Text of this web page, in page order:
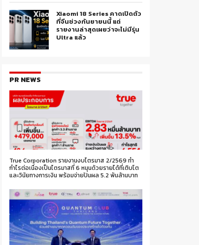
Xiaomi 18 Series คาดเปิดตัว
ที่จีนช่วงกันยายนนี้ แต่
รายงานล่าสุดเผยว่าจะไม่มีรุ่น
Ultra แล้ว
PR NEWS
True Corporation รายงานงบไตรมาส 2/2569 ทำ
กำไรต่อเนื่องเป็นไตรมาสที่ 6 หนุนด้วยรายได้ที่เติบโต
และวินัยทางการเงิน พร้อมจ่ายปันผล 5.2 พันล้านบาท